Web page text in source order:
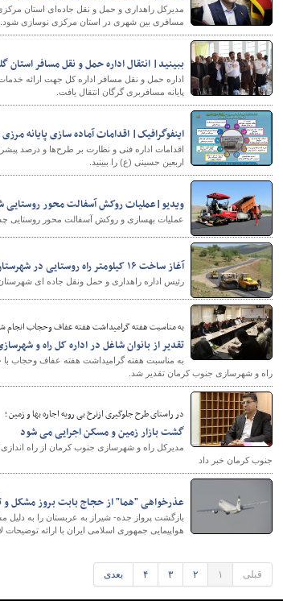
مسافری بین شهری در استان مرکزی نوسازی شود.
ببینید| انتقال اداره حمل و نقل مسافر استان
اداره حمل و نقل مسافر اداره کل جهت ارائه
پایانه مسافربری گرگان انتقال یافت.
اینفوگرافیک| اقدامات آماده سازی پایانه
اقدامات اداره فنی و نظارت بر طرح‌ها و درصد
اربعین حسینی (ع) را ببینید.
ویدیو|عملیات روکش آسفالت محور روستایی
عملیات بهسازی و روکش آسفالت محور روستایی
آغاز ساخت ۱۶ کیلومتر راه روستایی در شهرستان همدان
رئیس اداره راهداری و حمل ونقل جاده ای شهرستان همدان از آغاز ساخت ۱۶ کیلومتر
به مناسبت هفته گرامیداشت هفته عفاف وحجاب انجام
تقدیر از بانوان شاغل در اداره کل راه و
به مناسبت هفته گرامیداشت هفته عفاف وحجاب با
راه و شهرسازی جنوب کرمان تقدیر شد.
در راستای طرح جلوگیری ازنرخ بی رویه اجاره بها و زمین ؛
گشت بازار زمین و مسکن اجرایی می شود
مدیرکل راه و شهرسازی جنوب کرمان از راه
جنوب کرمان خبر داد
عذرخواهی "هما" از حجاج بابت بروز مشکل و
بازگشت پرواز جده- شیراز به عربستان را به
هواپیمایی جمهوری اسلامی ایران با ارائه
قبلی ۱ ۲ ۳ ۴ بعدی